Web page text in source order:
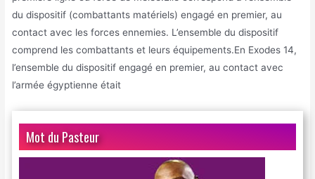
du dispositif (combattants matériels) engagé en premier, au
contact avec les forces ennemies. L’ensemble du dispositif
comprend les combattants et leurs équipements.En Exodes 14,
l’ensemble du dispositif engagé en premier, au contact avec
l’armée égyptienne était
Mot du Pasteur